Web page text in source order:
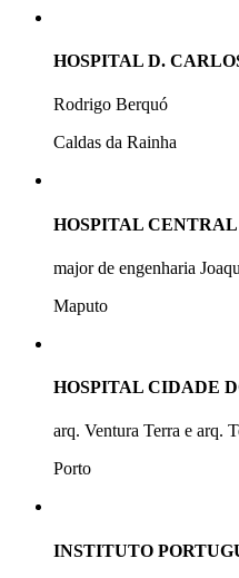
HOSPITAL D.
Rodrigo Berquó
Caldas da Rainha
HOSPITAL
major de engenharia
Maputo
HOSPITAL CIDADE
arq. Ventura Terra e arq.
Porto
INSTITUTO